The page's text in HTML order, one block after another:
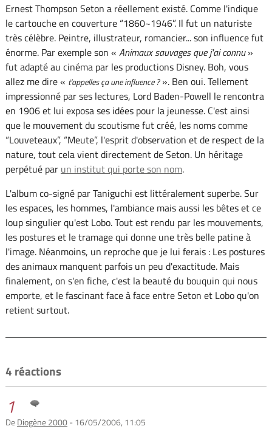
Ernest Thompson Seton a réellement existé. Comme l'indique
le cartouche en couverture “1860~1946”. Il fut un naturiste
très célèbre. Peintre, illustrateur, romancier... son influence fut
énorme. Par exemple son « Animaux sauvages que j'ai connu»
fut adapté au cinéma par les productions Disney. Boh, vous
allez me dire « t'appelles ça une influence ?». Ben oui. Tellement
impressionné par ses lectures, Lord Baden-Powell le rencontra
en 1906 et lui exposa ses idées pour la jeunesse. C'est ainsi
que le mouvement du scoutisme fut créé, les noms comme
“Louveteaux”, “Meute”, l'esprit d'observation et de respect de la
nature, tout cela vient directement de Seton. Un héritage
perpétué par un institut qui porte son nom.
L'album co-signé par Taniguchi est littéralement superbe. Sur
les espaces, les hommes, l'ambiance mais aussi les bêtes et ce
loup singulier qu'est Lobo. Tout est rendu par les mouvements,
les postures et le tramage qui donne une très belle patine à
l'image. Néanmoins, un reproche que je lui ferais : Les postures
des animaux manquent parfois un peu d'exactitude. Mais
finalement, on s'en fiche, c'est la beauté du bouquin qui nous
emporte, et le fascinant face à face entre Seton et Lobo qu'on
retient surtout.
4 réactions
1
DeDiogène 2000- 16/05/2006, 11:05